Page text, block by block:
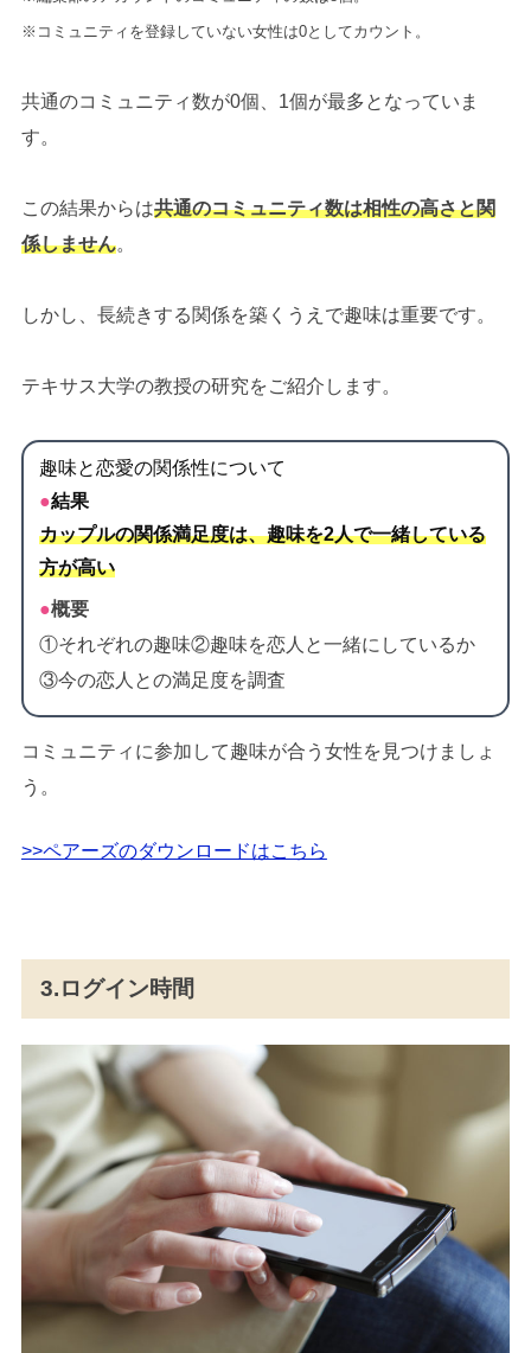
※コミュニティを登録していない女性は0としてカウント。
共通のコミュニティ数が0個、1個が最多となっていま
す。
この結果からは共通のコミュニティ数は相性の高さと関
係しません。
しかし、長続きする関係を築くうえで趣味は重要です。
テキサス大学の教授の研究をご紹介します。
趣味と恋愛の関係性について
●結果
カップルの関係満足度は、趣味を2人で一緒している
方が高い
●概要
①それぞれの趣味②趣味を恋人と一緒にしているか
③今の恋人との満足度を調査
コミュニティに参加して趣味が合う女性を見つけましょ
う。
>>ペアーズのダウンロードはこちら
3.ログイン時間